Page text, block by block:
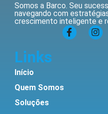
Somos a Barco. Seu
navegando com
crescimento inteligente e
Links
Início
Quem Somos
Soluções